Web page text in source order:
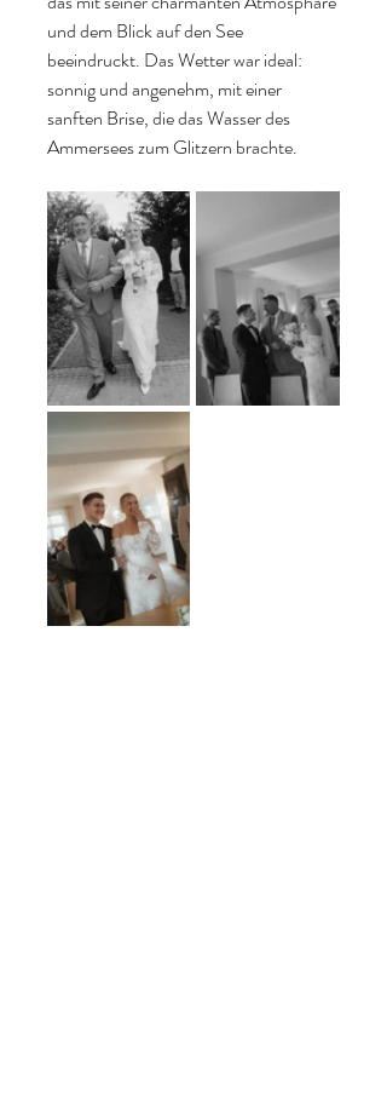
und dem Blick auf den See
beeindruckt. Das Wetter war ideal:
sonnig und angenehm, mit einer
sanften Brise, die das Wasser des
Ammersees zum Glitzern brachte.